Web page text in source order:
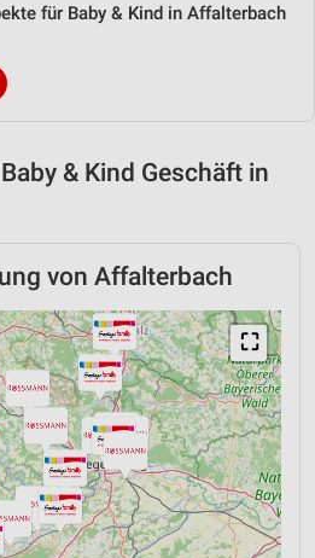
für Baby & Kind in Affalterbach
& Kind Geschäft in
von Affalterbach
⛶